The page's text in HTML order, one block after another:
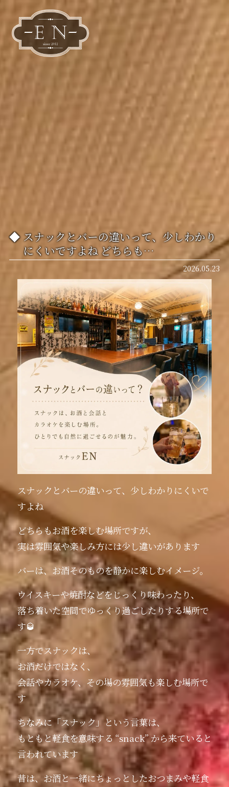
スナックとバーの違いって、少しわかり
にくいですよね どちらも…
2026.05.23
スナックとバーの違いって、少しわかりにくいで
すよね
どちらもお酒を楽しむ場所ですが、
実は雰囲気や楽しみ方には少し違いがあります️
バーは、お酒そのものを静かに楽しむイメージ。
ウイスキーや焼酎などをじっくり味わったり、
落ち着いた空間でゆっくり過ごしたりする場所で
す🥃
一方でスナックは、
お酒だけではなく、
会話やカラオケ、その場の雰囲気も楽しむ場所で
す
ちなみに「スナック」という言葉は、
もともと軽食を意味する “snack” から来ていると
言われています
昔は、お酒と一緒にちょっとしたおつまみや軽食